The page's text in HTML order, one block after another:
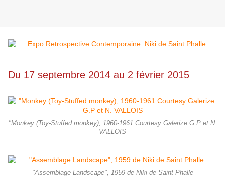
Du 17 septembre 2014 au 2 février 2015
"Monkey (Toy-Stuffed monkey), 1960-1961 Courtesy Galerize G.P et N.
VALLOIS
"Assemblage Landscape", 1959 de Niki de Saint Phalle